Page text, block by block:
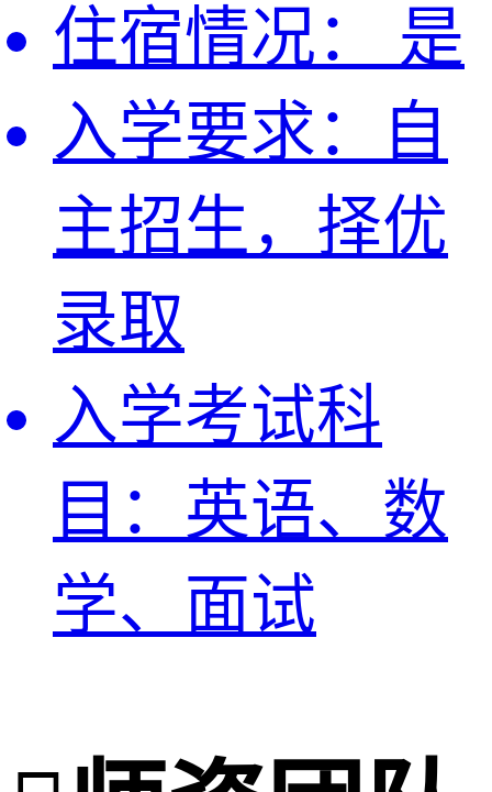
住宿情况：
是
入学要求：
自
主招生，择优
录取
入学考试科
目： 英语、数
学、面试